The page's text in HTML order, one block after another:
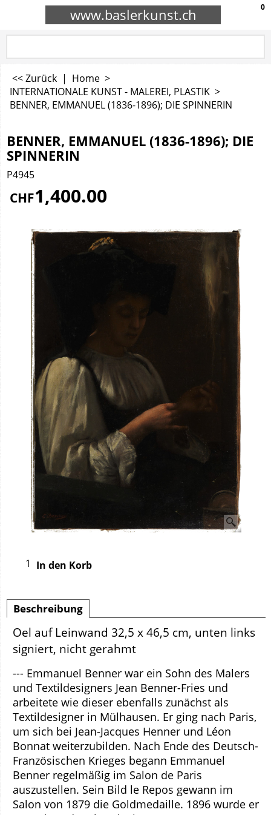
www.baslerkunst.ch 0
<< Zurück | Home >
INTERNATIONALE KUNST - MALEREI, PLASTIK >
BENNER, EMMANUEL (1836-1896); DIE SPINNERIN
BENNER, EMMANUEL (1836-1896); DIE
SPINNERIN
P4945
CHF1,400.00
In den Korb
Beschreibung
Oel auf Leinwand 32,5 x 46,5 cm, unten links
signiert, nicht gerahmt
--- Emmanuel Benner war ein Sohn des Malers
und Textildesigners Jean Benner-Fries und
arbeitete wie dieser ebenfalls zunächst als
Textildesigner in Mülhausen. Er ging nach Paris,
um sich bei Jean-Jacques Henner und Léon
Bonnat weiterzubilden. Nach Ende des Deutsch-
Französischen Krieges begann Emmanuel
Benner regelmäßig im Salon de Paris
auszustellen. Sein Bild le Repos gewann im
Salon von 1879 die Goldmedaille. 1896 wurde er